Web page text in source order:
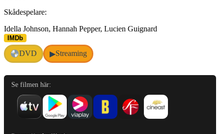
Skådespelare:
Idella Johnson, Hannah Pepper, Lucien Guignard
IMDb
DVD ▶Streaming
Se filmen här: